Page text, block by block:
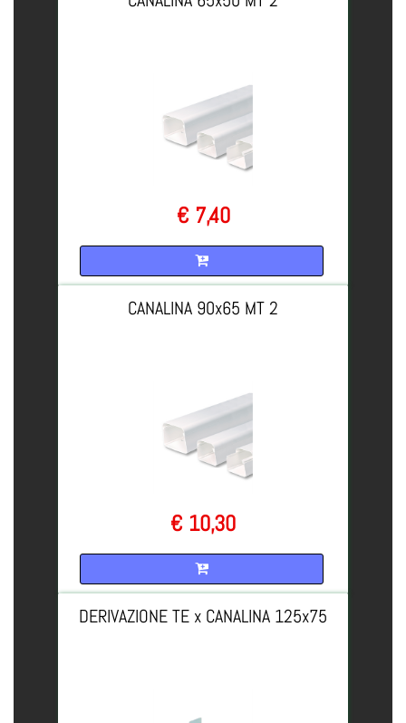
€ 7,40
CANALINA 90x65 MT 2
€ 10,30
DERIVAZIONE TE x CANALINA 125x75